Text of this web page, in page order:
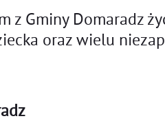
z Gminy Domaradz
oraz wielu